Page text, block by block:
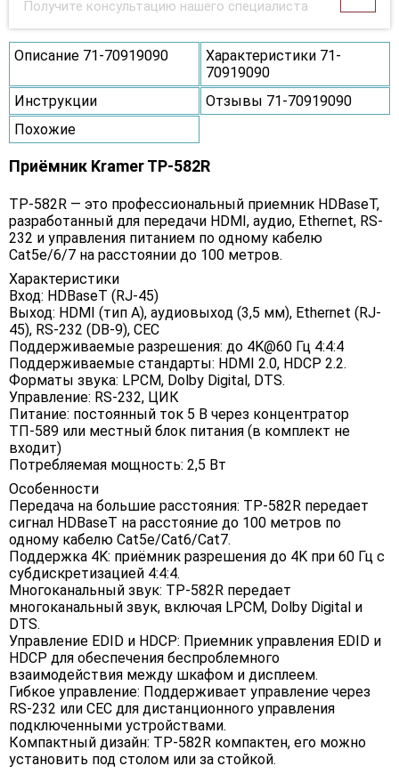
Получите консультацию нашего специалиста
Описание 71-70919090
Характеристики 71-
70919090
Инструкции
Отзывы 71-70919090
Похожие
Приёмник Kramer TP-582R
TP-582R — это профессиональный приемник HDBaseT,
разработанный для передачи HDMI, аудио, Ethernet, RS-
232 и управления питанием по одному кабелю
Cat5e/6/7 на расстоянии до 100 метров.
Характеристики
Вход: HDBaseT (RJ-45)
Выход: HDMI (тип A), аудиовыход (3,5 мм), Ethernet (RJ-
45), RS-232 (DB-9), CEC
Поддерживаемые разрешения: до 4K@60 Гц 4:4:4
Поддерживаемые стандарты: HDMI 2.0, HDCP 2.2.
Форматы звука: LPCM, Dolby Digital, DTS.
Управление: RS-232, ЦИК
Питание: постоянный ток 5 В через концентратор
ТП-589 или местный блок питания (в комплект не
входит)
Потребляемая мощность: 2,5 Вт
Особенности
Передача на большие расстояния: TP-582R передает
сигнал HDBaseT на расстояние до 100 метров по
одному кабелю Cat5e/Cat6/Cat7.
Поддержка 4K: приёмник разрешения до 4K при 60 Гц с
субдискретизацией 4:4:4.
Многоканальный звук: TP-582R передает
многоканальный звук, включая LPCM, Dolby Digital и
DTS.
Управление EDID и HDCP: Приемник управления EDID и
HDCP для обеспечения беспроблемного
взаимодействия между шкафом и дисплеем.
Гибкое управление: Поддерживает управление через
RS-232 или CEC для дистанционного управления
подключенными устройствами.
Компактный дизайн: TP-582R компактен, его можно
установить под столом или за стойкой.